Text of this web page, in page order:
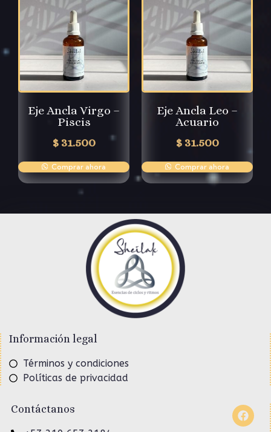
Eje Ancla Virgo –
Piscis
$ 31.500
Comprar ahora
Eje Ancla Leo –
Acuario
$ 31.500
Comprar ahora
Información legal
Términos y condiciones
Políticas de privacidad
Contáctanos